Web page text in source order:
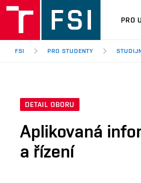
PRO
FSI PRO STUDENTY
DETAIL OBORU
Aplikovaná
a řízení